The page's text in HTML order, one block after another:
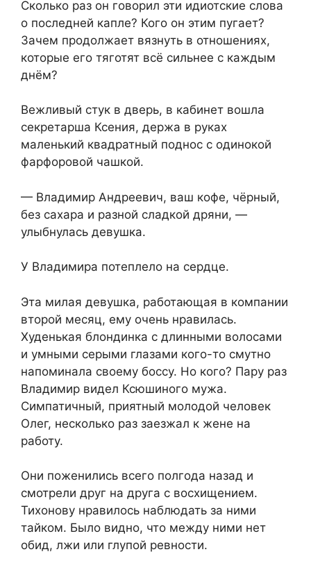
Сколько раз он говорил эти идиотские слова
о последней капле? Кого он этим пугает?
Зачем продолжает вязнуть в отношениях,
которые его тяготят всё сильнее с каждым
днём?
Вежливый стук в дверь, в кабинет вошла
секретарша Ксения, держа в руках
маленький квадратный поднос с одинокой
фарфоровой чашкой.
— Владимир Андреевич, ваш кофе, чёрный,
без сахара и разной сладкой дряни, —
улыбнулась девушка.
У Владимира потеплело на сердце.
Эта милая девушка, работающая в компании
второй месяц, ему очень нравилась.
Худенькая блондинка с длинными волосами
и умными серыми глазами кого-то смутно
напоминала своему боссу. Но кого? Пару раз
Владимир видел Ксюшиного мужа.
Симпатичный, приятный молодой человек
Олег, несколько раз заезжал к жене на
работу.
Они поженились всего полгода назад и
смотрели друг на друга с восхищением.
Тихонову нравилось наблюдать за ними
тайком. Было видно, что между ними нет
обид, лжи или глупой ревности.